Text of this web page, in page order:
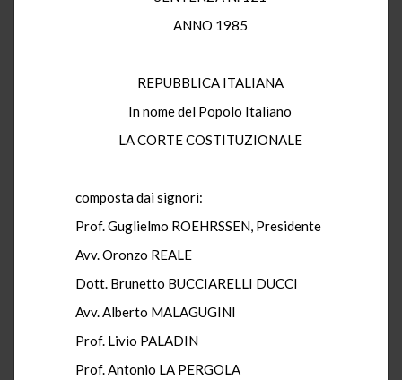
ANNO 1985
REPUBBLICA ITALIANA
In nome del Popolo Italiano
LA CORTE COSTITUZIONALE
composta dai signori:
Prof. Guglielmo ROEHRSSEN, Presidente
Avv. Oronzo REALE
Dott. Brunetto BUCCIARELLI DUCCI
Avv. Alberto MALAGUGINI
Prof. Livio PALADIN
Prof. Antonio LA PERGOLA